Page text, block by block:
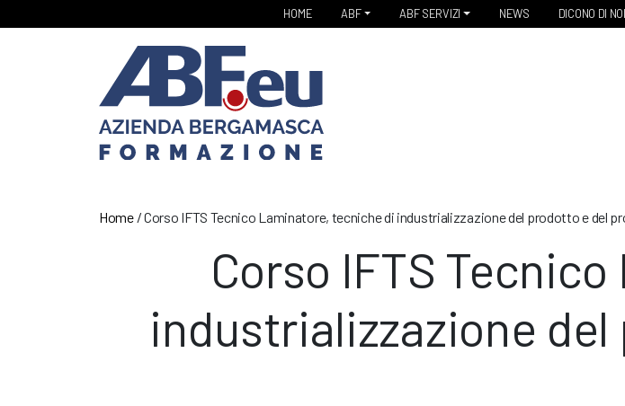
HOME ABF ABF SERVIZI NEWS DICONO DI NOI
Home/Corso IFTS Tecnico Laminatore, tecniche di industrializzazione del prodotto e del
Corso IFTS
industrializzazione